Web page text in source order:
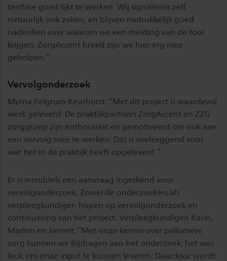
testfase goed lijkt te werken. Wij signaleren zelf
natuurlijk ook zaken, en blijven nadrukkelijk goed
nadenken over waarom we een melding van de tool
krijgen. ZorgAccent breed zijn we hier erg mee
geholpen.’’
Vervolgonderzoek
Myrna Pelgrum-Keurhorst: ‘’Met dit project is waardevol
werk geleverd. De praktijkpartners ZorgAccent en ZZG
zorggroep zijn enthousiast en gemotiveerd om ook aan
een vervolg mee te werken. Dat is veelzeggend voor
wat het in de praktijk heeft opgeleverd.’’
Er is inmiddels een aanvraag ingediend voor
vervolgonderzoek. Zowel de onderzoekers als
verpleegkundigen hopen op vervolgonderzoek en
continuering van het project. Verpleegkundigen Karin,
Marlon en Jannet: ‘’Met onze kennis over palliatieve
zorg kunnen we bijdragen aan het onderzoek; het was
leuk om onze input te kunnen leveren. Daardoor wordt